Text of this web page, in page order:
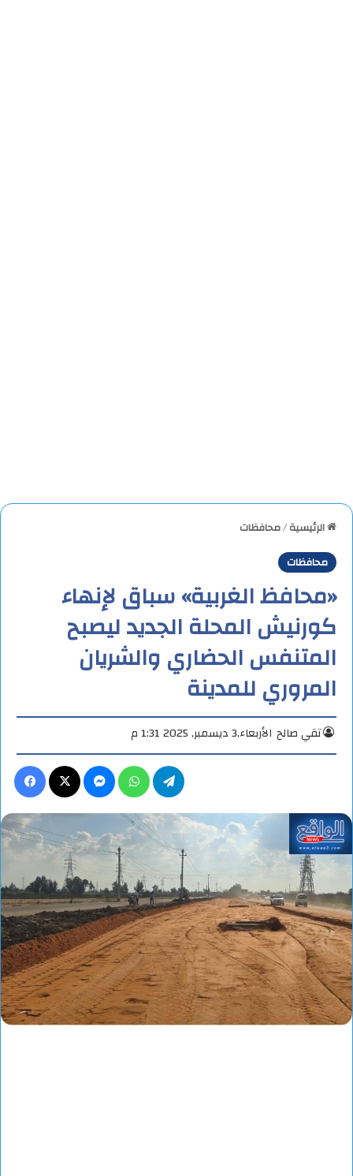
الرئيسية/محافظات
محافظات
«محافظ الغربية» سباق لإنهاء
كورنيش المحلة الجديد ليصبح
المتنفس الحضاري والشريان
المروري للمدينة
تقي صالح الأربعاء,3 ديسمبر, 2025 1:31 م
ماسنجر واتساب تيلقرام